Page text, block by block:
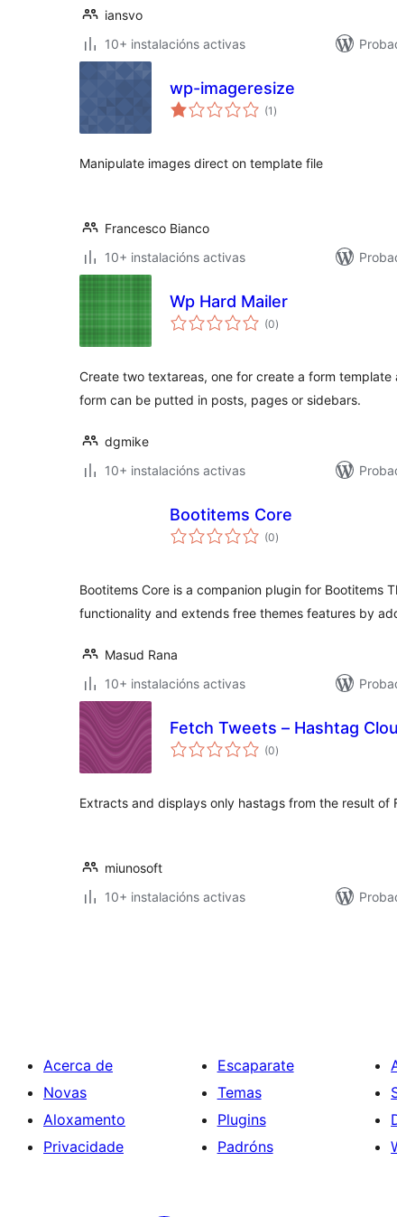
iansvo
10+ instalacións activas
wp-imageresize
(1 valoracións
totais
)
Manipulate images direct on template file
Francesco Bianco
10+ instalacións activas
Wp Hard Mailer
(0valoracións
totais
)
Create two textareas, one for create a form
form can be putted in posts, pages or sidebars.
dgmike
10+ instalacións activas
Bootitems Core
(0valoracións
totais
)
Bootitems Core is a companion plugin for Bootitems
functionality and extends free themes features by
Masud Rana
10+ instalacións activas
Fetch Tweets – Hashtag
(0valoracións
totais
)
Extracts and displays only hastags from the result of
miunosoft
10+ instalacións activas
Acerca de
Novas
Aloxamento
Privacidade
Escaparate
Temas
Plugins
Padróns